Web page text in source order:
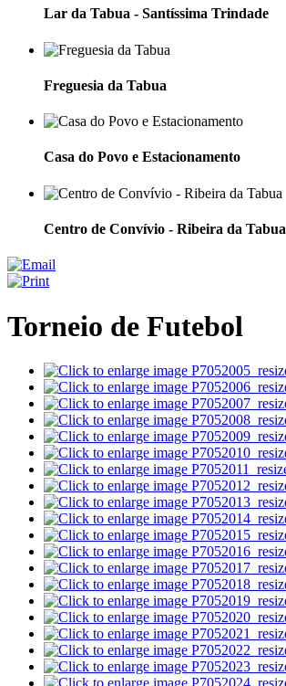
Lar da Tabua - Santíssima Trindade
Freguesia da Tabua
Casa do Povo e Estacionamento
Centro de Convívio - Ribeira da Tabua
Torneio de Futebol